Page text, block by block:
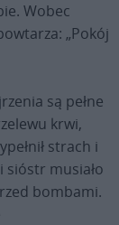
Wobec
„Pokój
są pełne
krwi,
strach i
sióstr musiało
bombami.